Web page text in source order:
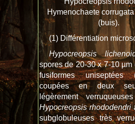
Hymenochaete
(buis).
(1) Différentiation
Hypocreopsis
spores de 20-30 x 7-10
fusiformes uniseptées
coupées en deux
légèrement
Hypocreopsis rhododendri
subglobuleuses très